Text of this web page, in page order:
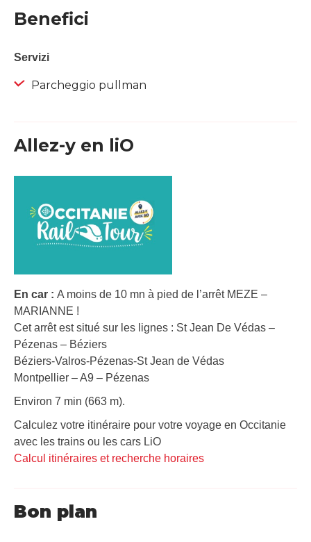
Benefici
Servizi
Parcheggio pullman
Allez-y en liO
En car : A moins de 10 mn à pied de l’arrêt MEZE –
MARIANNE !
Cet arrêt est situé sur les lignes : St Jean De Védas –
Pézenas – Béziers
Béziers-Valros-Pézenas-St Jean de Védas
Montpellier – A9 – Pézenas
Environ 7 min (663 m).
Calculez votre itinéraire pour votre voyage en Occitanie
avec les trains ou les cars LiO
Calcul itinéraires et recherche horaires
Bon plan